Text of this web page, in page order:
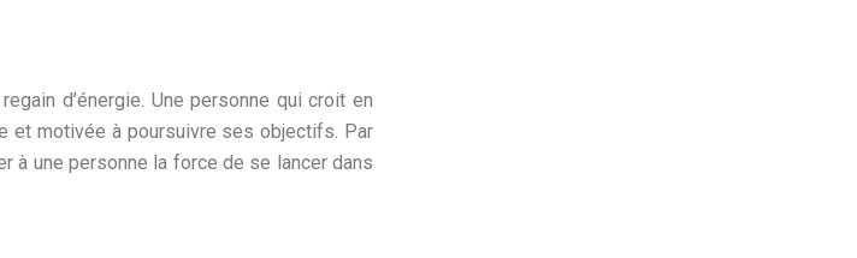
d’énergie. Une personne qui croit en
et motivée à poursuivre ses objectifs. Par
à une personne la force de se lancer dans